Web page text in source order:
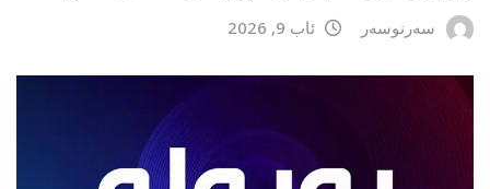
سەرنوسەر ئاب 9, 2026